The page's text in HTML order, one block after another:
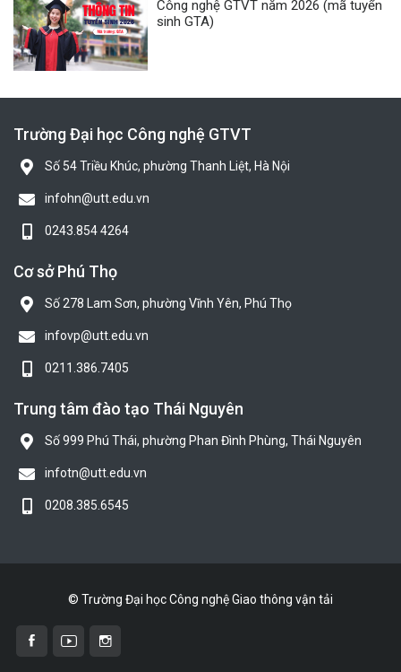
Công nghệ GTVT năm 2026 (mã tuyển
sinh GTA)
Trường Đại học Công nghệ GTVT
Số 54 Triều Khúc, phường Thanh Liệt, Hà Nội
infohn@utt.edu.vn
0243.854 4264
Cơ sở Phú Thọ
Số 278 Lam Sơn, phường Vĩnh Yên, Phú Thọ
infovp@utt.edu.vn
0211.386.7405
Trung tâm đào tạo Thái Nguyên
Số 999 Phú Thái, phường Phan Đình Phùng, Thái Nguyên
infotn@utt.edu.vn
0208.385.6545
© Trường Đại học Công nghệ Giao thông vận tải